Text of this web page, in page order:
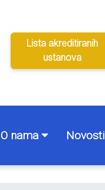
Lista akreditiranih
ustanova
O nama Novosti